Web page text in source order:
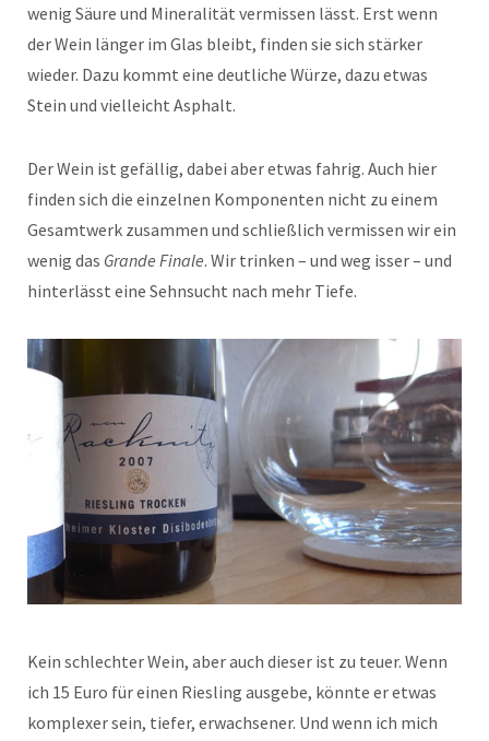
wenig Säure und Mineralität vermissen lässt. Erst wenn
der Wein länger im Glas bleibt, finden sie sich stärker
wieder. Dazu kommt eine deutliche Würze, dazu etwas
Stein und vielleicht Asphalt.
Der Wein ist gefällig, dabei aber etwas fahrig. Auch hier
finden sich die einzelnen Komponenten nicht zu einem
Gesamtwerk zusammen und schließlich vermissen wir ein
wenig das Grande Finale. Wir trinken – und weg isser – und
hinterlässt eine Sehnsucht nach mehr Tiefe.
Kein schlechter Wein, aber auch dieser ist zu teuer. Wenn
ich 15 Euro für einen Riesling ausgebe, könnte er etwas
komplexer sein, tiefer, erwachsener. Und wenn ich mich